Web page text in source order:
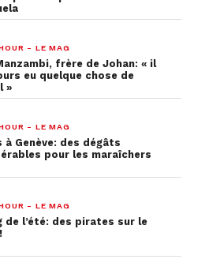
- LE MAG
frère de Johan: « il
eu quelque chose de
»
- LE MAG
à Genève: des dégâts
pour les maraîchers
- LE MAG
de l’été: des pirates sur le